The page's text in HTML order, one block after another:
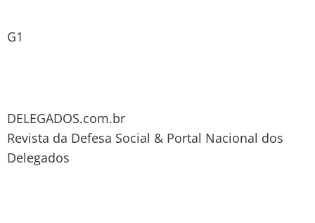
G1
DELEGADOS.com.br
Revista da Defesa Social & Portal Nacional dos
Delegados